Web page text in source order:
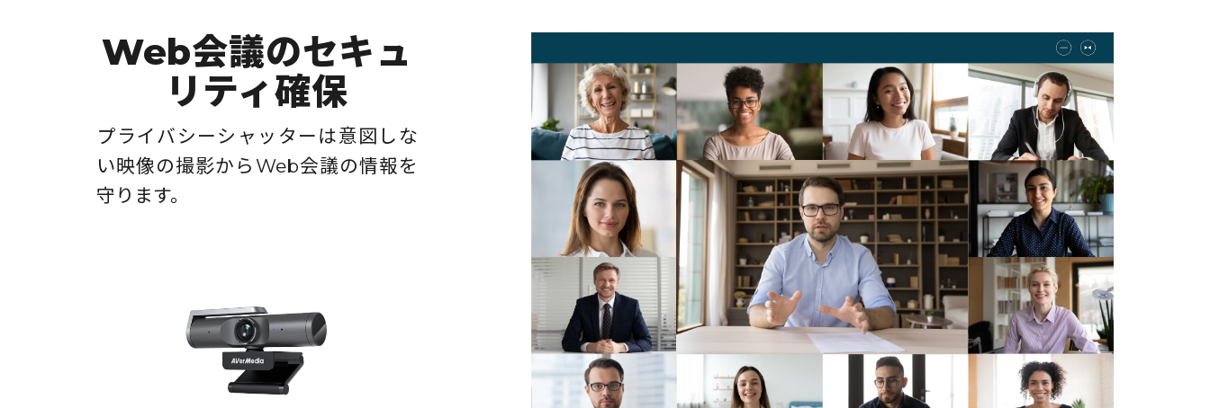
Web会議のセキュ
リティ確保
プライバシーシャッターは意図しな
い映像の撮影からWeb会議の情報を
守ります。